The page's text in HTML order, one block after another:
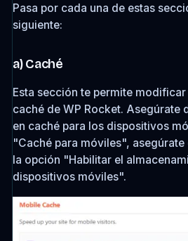
Pasa por cada una de estas
siguiente:
a) Caché
Esta sección te permite
caché de WP Rocket. Asegúrate
en caché para los dispositivos
"Caché para móviles",
la opción "Habilitar el
dispositivos móviles".